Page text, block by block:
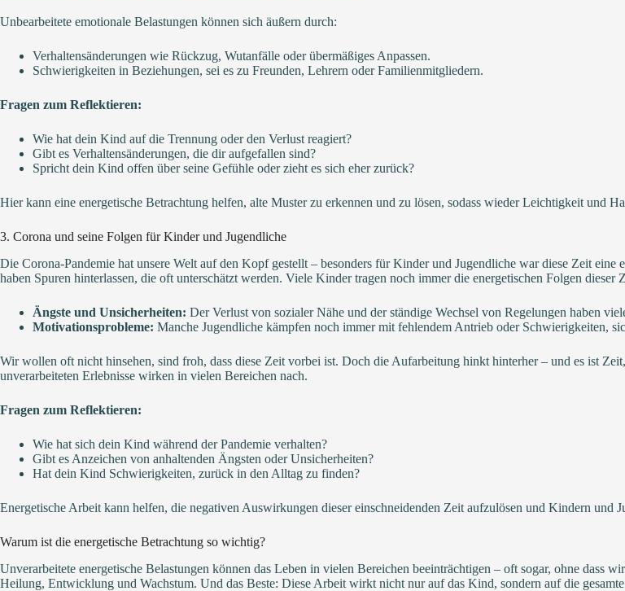
Unbearbeitete emotionale Belastungen können sich äußern durch:
Verhaltensänderungen wie Rückzug, Wutanfälle oder übermäßiges Anpassen.
Schwierigkeiten in Beziehungen, sei es zu Freunden, Lehrern oder Familienmitgliedern.
Fragen zum Reflektieren:
Wie hat dein Kind auf die Trennung oder den Verlust reagiert?
Gibt es Verhaltensänderungen, die dir aufgefallen sind?
Spricht dein Kind offen über seine Gefühle oder zieht es sich eher zurück?
Hier kann eine energetische Betrachtung helfen, alte Muster zu erkennen und zu lösen, sodass wieder Leichtigkeit und
3. Corona und seine Folgen für Kinder und Jugendliche
Die Corona-Pandemie hat unsere Welt auf den Kopf gestellt – besonders für Kinder und Jugendliche war diese Zeit
haben Spuren hinterlassen, die oft unterschätzt werden. Viele Kinder tragen noch immer die energetischen Folgen dieser
Ängste und Unsicherheiten: Der Verlust von sozialer Nähe und der ständige Wechsel von Regelungen haben
Motivationsprobleme: Manche Jugendliche kämpfen noch immer mit fehlendem Antrieb oder Schwierigkeiten,
Wir wollen oft nicht hinsehen, sind froh, dass diese Zeit vorbei ist. Doch die Aufarbeitung hinkt hinterher – und es ist
unverarbeiteten Erlebnisse wirken in vielen Bereichen nach.
Fragen zum Reflektieren:
Wie hat sich dein Kind während der Pandemie verhalten?
Gibt es Anzeichen von anhaltenden Ängsten oder Unsicherheiten?
Hat dein Kind Schwierigkeiten, zurück in den Alltag zu finden?
Energetische Arbeit kann helfen, die negativen Auswirkungen dieser einschneidenden Zeit aufzulösen und Kindern und
Warum ist die energetische Betrachtung so wichtig?
Unverarbeitete energetische Belastungen können das Leben in vielen Bereichen beeinträchtigen – oft sogar, ohne dass
Heilung, Entwicklung und Wachstum. Und das Beste: Diese Arbeit wirkt nicht nur auf das Kind, sondern auf die